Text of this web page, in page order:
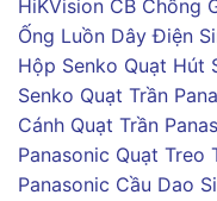
HiKVision CB Chống
Ống Luồn Dây Điện
Hộp Senko Quạt Hút
Senko Quạt Trần
Cánh Quạt Trần
Panasonic Quạt Treo
Panasonic Cầu Dao